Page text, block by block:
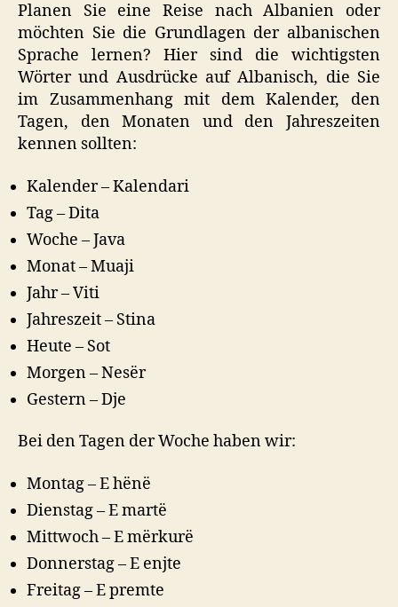
Planen Sie eine Reise nach Albanien oder
möchten Sie die Grundlagen der albanischen
Sprache lernen? Hier sind die wichtigsten
Wörter und Ausdrücke auf Albanisch, die Sie
im Zusammenhang mit dem Kalender, den
Tagen, den Monaten und den Jahreszeiten
kennen sollten:
Kalender – Kalendari
Tag – Dita
Woche – Java
Monat – Muaji
Jahr – Viti
Jahreszeit – Stina
Heute – Sot
Morgen – Nesër
Gestern – Dje
Bei den Tagen der Woche haben wir:
Montag – E hënë
Dienstag – E martë
Mittwoch – E mërkurë
Donnerstag – E enjte
Freitag – E premte